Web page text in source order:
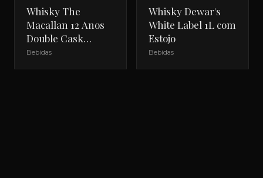
Whisky The
Macallan 12 Anos
Double Cask
700ml com Estojo
Bebidas
Whisky Dewar's
White Label 1L com
Estojo
Bebidas